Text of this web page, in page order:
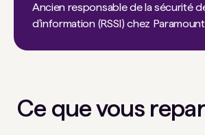
Ancien responsable de la sécurité
d'information (RSSI) chez Paramount
Ce que vous